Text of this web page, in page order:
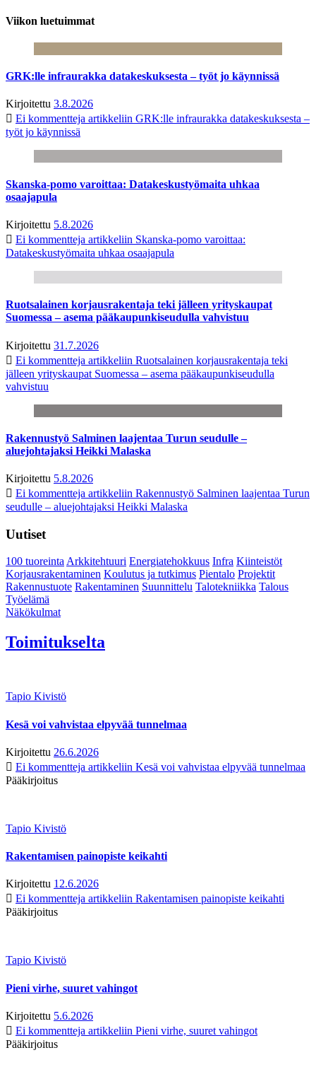
Viikon luetuimmat
GRK:lle infraurakka datakeskuksesta – työt jo käynnissä
Kirjoitettu 3.8.2026
Ei kommentteja artikkeliin GRK:lle infraurakka datakeskuksesta –
työt jo käynnissä
Skanska-pomo varoittaa: Datakeskustyömaita uhkaa
osaajapula
Kirjoitettu 5.8.2026
Ei kommentteja artikkeliin Skanska-pomo varoittaa:
Datakeskustyömaita uhkaa osaajapula
Ruotsalainen korjausrakentaja teki jälleen yrityskaupat
Suomessa – asema pääkaupunkiseudulla vahvistuu
Kirjoitettu 31.7.2026
Ei kommentteja artikkeliin Ruotsalainen korjausrakentaja teki
jälleen yrityskaupat Suomessa – asema pääkaupunkiseudulla
vahvistuu
Rakennustyö Salminen laajentaa Turun seudulle –
aluejohtajaksi Heikki Malaska
Kirjoitettu 5.8.2026
Ei kommentteja artikkeliin Rakennustyö Salminen laajentaa Turun
seudulle – aluejohtajaksi Heikki Malaska
Uutiset
100 tuoreintaArkkitehtuuri Energiatehokkuus Infra Kiinteistöt
Korjausrakentaminen Koulutus ja tutkimus Pientalo Projektit
Rakennustuote Rakentaminen Suunnittelu Talotekniikka Talous
Työelämä
Näkökulmat
Toimitukselta
Tapio Kivistö
Kesä voi vahvistaa elpyvää tunnelmaa
Kirjoitettu 26.6.2026
Ei kommentteja artikkeliin Kesä voi vahvistaa elpyvää tunnelmaa
Pääkirjoitus
Tapio Kivistö
Rakentamisen painopiste keikahti
Kirjoitettu 12.6.2026
Ei kommentteja artikkeliin Rakentamisen painopiste keikahti
Pääkirjoitus
Tapio Kivistö
Pieni virhe, suuret vahingot
Kirjoitettu 5.6.2026
Ei kommentteja artikkeliin Pieni virhe, suuret vahingot
Pääkirjoitus